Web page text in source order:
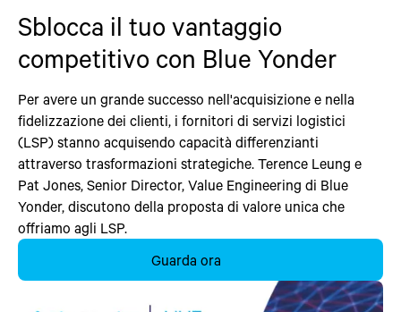
Sblocca il tuo vantaggio
competitivo con Blue Yonder
Per avere un grande successo nell'acquisizione e nella
fidelizzazione dei clienti, i fornitori di servizi logistici
(LSP) stanno acquisendo capacità differenzianti
attraverso trasformazioni strategiche. Terence Leung e
Pat Jones, Senior Director, Value Engineering di Blue
Yonder, discutono della proposta di valore unica che
offriamo agli LSP.
Guarda ora